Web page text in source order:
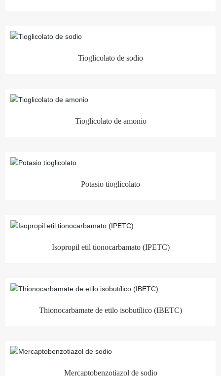
Tioglicolato de sodio
Tioglicolato de amonio
Potasio tioglicolato
Isopropil etil tionocarbamato (IPETC)
Thionocarbamate de etilo isobutílico (IBETC)
Mercaptobenzotiazol de sodio